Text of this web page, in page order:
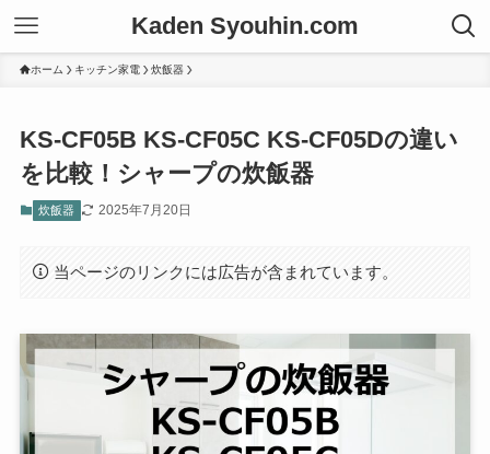
Kaden Syouhin.com
ホーム キッチン家電 炊飯器
KS-CF05B KS-CF05C KS-CF05Dの違い
を比較！シャープの炊飯器
炊飯器 2025年7月20日
当ページのリンクには広告が含まれています。